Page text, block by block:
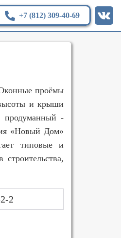
+7 (812) 309-40-69
проёмы
и крыши
продуманный -
«Новый Дом»
типовые и
2